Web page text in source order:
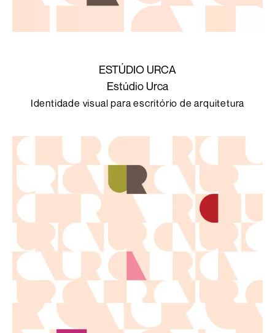
ESTÚDIO URCA
Estúdio Urca
Identidade visual para escritório de arquitetura